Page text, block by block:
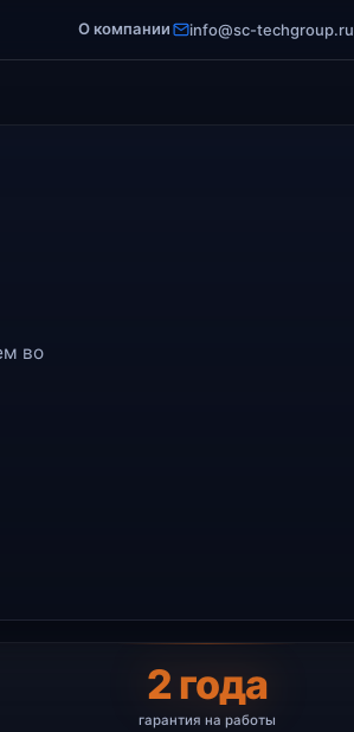
О компании info@sc-techgroup.ru
во
2 года
гарантия на работы